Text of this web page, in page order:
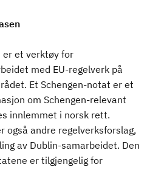
er et verktøy for
med EU-regelverk på
Et Schengen-notat er et
om Schengen-relevant
innlemmet i norsk rett.
også andre regelverksforslag,
av Dublin-samarbeidet. Den
er tilgjengelig for